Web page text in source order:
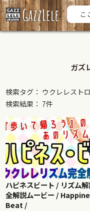
ガズ
検索タグ： ウクレレスト
検索結果： 7件
ハピネスビート / リズム
全解説ムービー /
Beat /